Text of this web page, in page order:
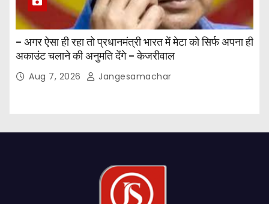
– अगर ऐसा ही रहा तो प्रधानमंत्री भारत में मेटा को सिर्फ अपना ही
अकाउंट चलाने की अनुमति देंगे – केजरीवाल
Aug 7, 2026 Jangesamachar